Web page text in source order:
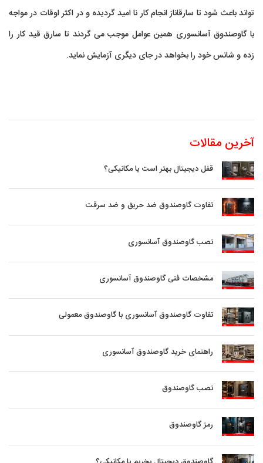
تواند باعث شود تا سارقاناز انجام کار نا امید گردیده و در اکثر اوقات در مواجه
با گاوصندوق آسانسوری همین عوامل موجب می گردند تا سارق قید کار را
زده و شانس خود را بخواهد در جای دیگری آزمایش نماید.
آخرین مقالات
قفل دیجیتال بهتر است یا مکانیکی؟
تفاوت گاوصندوق ضد حریق و ضد سرقت
نصب گاوصندوق آسانسوری
مشخصات فنی گاوصندوق آسانسوری
تفاوت گاوصندوق آسانسوری با گاوصندوق معمولی
راهنمای خرید گاوصندوق آسانسوری
نصب گاوصندوق
رمز گاوصندوق